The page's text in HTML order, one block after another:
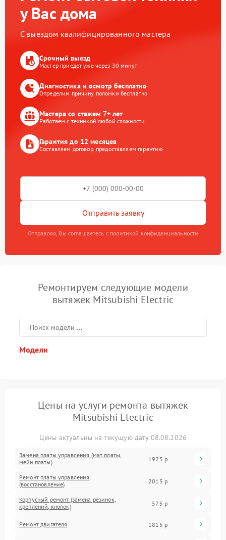
у Вас дома
С выездом квалифицированного мастера
Срочный выезд
Мастер приедет уже через 30 минут
Диагностика и осмотр бесплатно
Определим причину поломки бесплатно
Мастера со стажем 7+ лет
Работаем с техникой любой сложности
Гарантия до 12 месяцев
Составляем договор, предоставляем гарантию
Отправить заявку
Отправляя, Вы соглашаетесь с политикой конфиденциальности
Ремонтируем следующие модели
вытяжек Mitsubishi Electric
Модели
Цены на услуги ремонта вытяжек
Mitsubishi Electric
Цены актуальны на текущую дату 08.08.2026
Замена платы управления (мат.платы,
мейн платы)
1925 р
Ремонт платы управления
(восстановление)
2015 р
Корпусный ремонт (замена резинок,
креплений, кнопок)
575 р
Ремонт двигателя 1815 р